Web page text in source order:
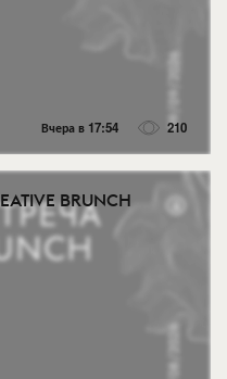
Вчера в 17:54 210
BRUNCH